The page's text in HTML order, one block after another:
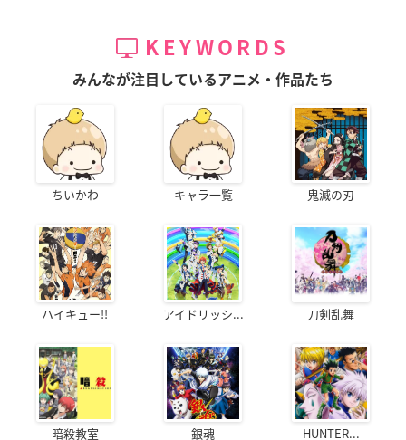
KEYWORDS
みんなが注目しているアニメ・作品たち
ちいかわ キャラ一覧 鬼滅の刃
ハイキュー!! アイドリッシ... 刀剣乱舞
暗殺教室 銀魂 HUNTER...